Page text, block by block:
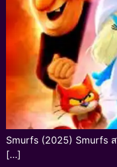
Smurfs (2025) Smurfs
[…]